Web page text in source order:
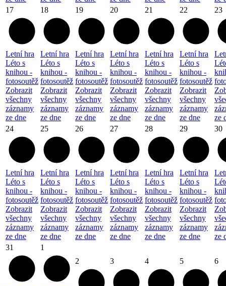
17
Letní hra
Léto s
knihou -
fotosoutěž
Zobrazit
všechny
záznamy
ze dne
18
Letní hra
Léto s
knihou -
fotosoutěž
Zobrazit
všechny
záznamy
ze dne
19
Letní hra
Léto s
knihou -
fotosoutěž
Zobrazit
všechny
záznamy
ze dne
20
Letní hra
Léto s
knihou -
fotosoutěž
Zobrazit
všechny
záznamy
ze dne
21
Letní hra
Léto s
knihou -
fotosoutěž
Zobrazit
všechny
záznamy
ze dne
22
Letní hra
Léto s
knihou -
fotosoutěž
Zobrazit
všechny
záznamy
ze dne
23
ze
24
Letní hra
Léto s
knihou -
fotosoutěž
Zobrazit
všechny
záznamy
ze dne
25
Letní hra
Léto s
knihou -
fotosoutěž
Zobrazit
všechny
záznamy
ze dne
26
Letní hra
Léto s
knihou -
fotosoutěž
Zobrazit
všechny
záznamy
ze dne
27
Letní hra
Léto s
knihou -
fotosoutěž
Zobrazit
všechny
záznamy
ze dne
28
Letní hra
Léto s
knihou -
fotosoutěž
Zobrazit
všechny
záznamy
ze dne
29
Letní hra
Léto s
knihou -
fotosoutěž
Zobrazit
všechny
záznamy
ze dne
30
ze
31
1
2 3 4 5 6